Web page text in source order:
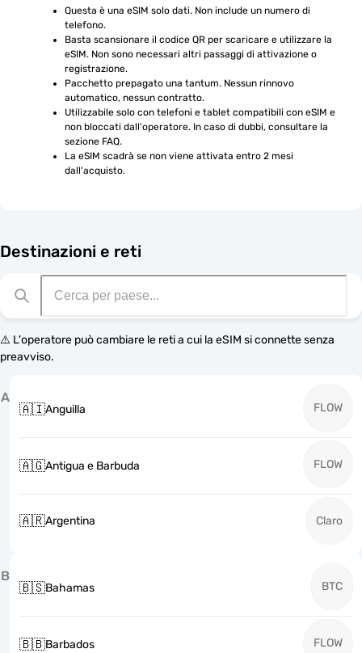
Questa è una eSIM solo dati. Non include un numero di
telefono.
Basta scansionare il codice QR per scaricare e utilizzare la
eSIM. Non sono necessari altri passaggi di attivazione o
registrazione.
Pacchetto prepagato una tantum. Nessun rinnovo
automatico, nessun contratto.
Utilizzabile solo con telefoni e tablet compatibili con eSIM e
non bloccati dall'operatore. In caso di dubbi, consultare la
sezione FAQ.
La eSIM scadrà se non viene attivata entro 2 mesi
dall'acquisto.
Destinazioni e reti
⚠️ L'operatore può cambiare le reti a cui la eSIM si connette senza
preavviso.
A
🇦🇮Anguilla FLOW
🇦🇬Antigua e Barbuda FLOW
🇦🇷Argentina Claro
B
🇧🇸Bahamas BTC
🇧🇧Barbados FLOW